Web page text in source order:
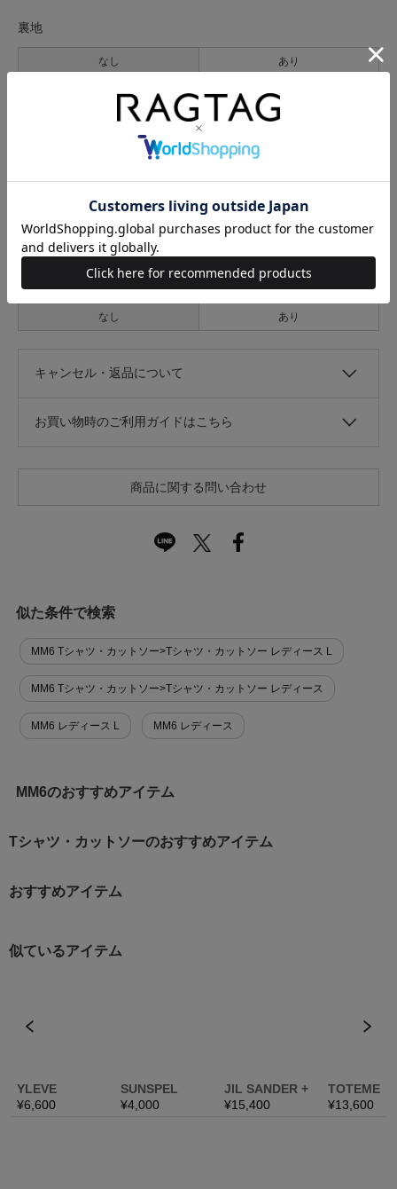
裏地
なし あり
なし あり
なし あり
キャンセル・返品について
お買い物時のご利用ガイドはこちら
商品に関する問い合わせ
似た条件で検索
MM6 Tシャツ・カットソー>Tシャツ・カットソー レディース L
MM6 Tシャツ・カットソー>Tシャツ・カットソー レディース
MM6 レディース L MM6 レディース
MM6のおすすめアイテム
Tシャツ・カットソーのおすすめアイテム
おすすめアイテム